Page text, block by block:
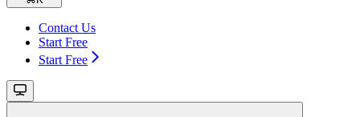
Contact Us
Start Free
Start Free